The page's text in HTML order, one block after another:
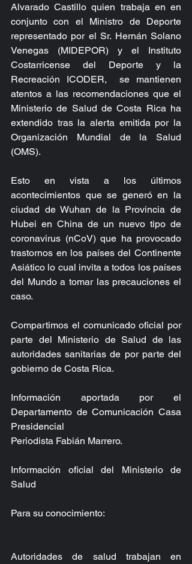
Alvarado Castillo quien trabaja en en
conjunto con el Ministro de Deporte
representado por el Sr. Hernán Solano
Venegas (MIDEPOR) y el Instituto
Costarricense del Deporte y la
Recreación ICODER,  se mantienen
atentos a las recomendaciones que el
Ministerio de Salud de Costa Rica ha
extendido tras la alerta emitida por la
Organización Mundial de la Salud
(OMS).
Esto en vista a los últimos
acontecimientos que se generó en la
ciudad de Wuhan de la Provincia de
Hubei en China de un nuevo tipo de
coronavirus (nCoV) que ha provocado
trastornos en los países del Continente
Asiático lo cual invita a todos los países
del Mundo a tomar las precauciones el
caso.
Compartimos el comunicado oficial por
parte del Ministerio de Salud de las
autoridades sanitarias de por parte del
gobierno de Costa Rica.
Información aportada por el
Departamento de Comunicación Casa
Presidencial
Periodista Fabián Marrero.
Información oficial del Ministerio de
Salud
Para su conocimiento:
Autoridades de salud trabajan en